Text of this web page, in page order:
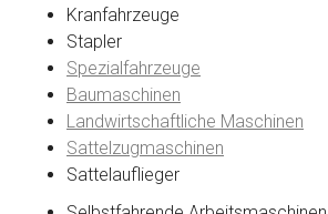
Baujahr
Getriebe
Bekannte Schäden
Kranfahrzeuge
Stapler
Spezialfahrzeuge
Baumaschinen
Landwirtschaftliche Maschinen
Sattelzugmaschinen
Sattelauflieger